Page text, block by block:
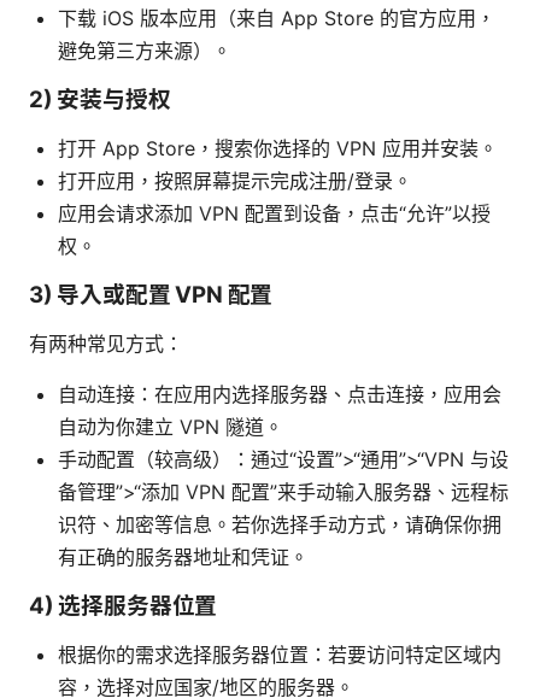
下载 iOS 版本应用（来自 App Store 的官方应用，
避免第三方来源）。
2) 安装与授权
打开 App Store，搜索你选择的 VPN 应用并安装。
打开应用，按照屏幕提示完成注册/登录。
应用会请求添加 VPN 配置到设备，点击“允许”以授
权。
3) 导入或配置 VPN 配置
有两种常见方式：
自动连接：在应用内选择服务器、点击连接，应用会
自动为你建立 VPN 隧道。
手动配置（较高级）：通过“设置”>“通用”>“VPN 与设
备管理”>“添加 VPN 配置”来手动输入服务器、远程标
识符、加密等信息。若你选择手动方式，请确保你拥
有正确的服务器地址和凭证。
4) 选择服务器位置
根据你的需求选择服务器位置：若要访问特定区域内
容，选择对应国家/地区的服务器。